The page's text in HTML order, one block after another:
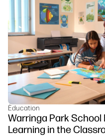
Éducation
Warringa Park School
Learning in the